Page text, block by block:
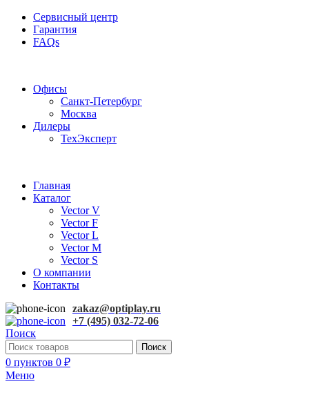
Сервисный центр
Гарантия
FAQs
Офисы
Санкт-Петербург
Москва
Дилеры
ТехЭксперт
Главная
Каталог
Vector V
Vector F
Vector L
Vector M
Vector S
О компании
Контакты
zakaz@optiplay.ru
+7 (495) 032-72-06
Поиск
Поиск
0 пунктов 0 ₽
Меню